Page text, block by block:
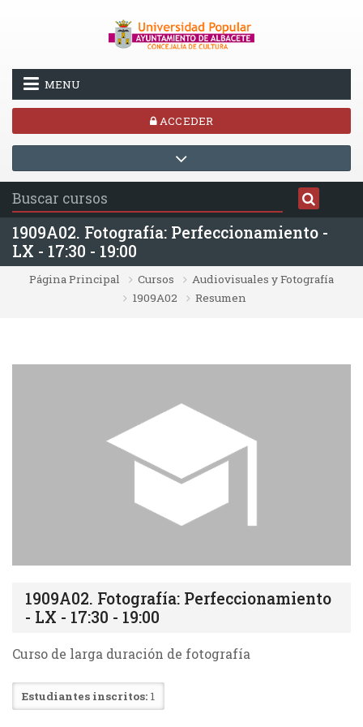
MENU
ACCEDER
1909A02. Fotografía: Perfeccionamiento -
LX - 17:30 - 19:00
Página Principal Cursos
Audiovisuales y Fotografía
1909A02
Resumen
1909A02. Fotografía: Perfeccionamiento
- LX - 17:30 - 19:00
Curso de larga duración de fotografía
Estudiantes inscritos: 1